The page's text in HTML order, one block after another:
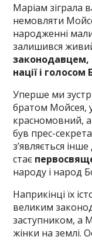
Маріам зіграла
немовляти
народженні
залишився
законодавцем,
нації і
Уперше ми
братом Мойсея,
красномовний,
був прес-
з’являється
стає
народу і народ
Наприкінці їх
великим
заступником, а
жінки на землі.